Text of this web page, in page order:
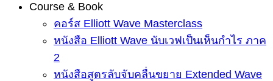
Course & Book
คอร์ส Elliott Wave Masterclass
หนังสือ Elliott Wave นับเวฟเป็นเห็นกำไร ภาค
2
หนังสือสูตรลับจับคลื่นขยาย Extended Wave